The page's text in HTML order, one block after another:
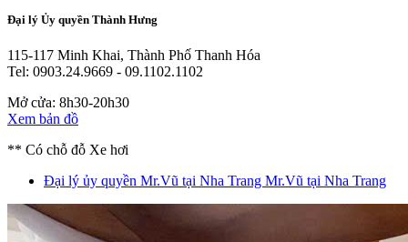
Đại lý Ủy quyền Thành Hưng
115-117 Minh Khai, Thành Phố Thanh Hóa
Tel: 0903.24.9669 - 09.1102.1102
Mở cửa: 8h30-20h30
Xem bản đồ
** Có chỗ đỗ Xe hơi
Đại lý ủy quyền Mr.Vũ tại Nha Trang Mr.Vũ tại Nha Trang